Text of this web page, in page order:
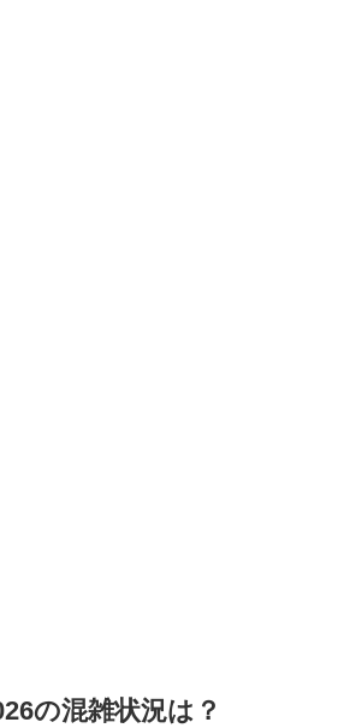
の混雑状況は？